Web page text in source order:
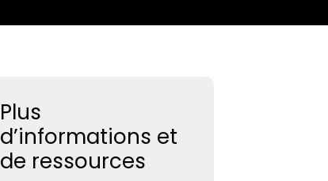
Plus
d’informations et
de ressources